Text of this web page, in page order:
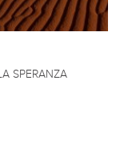
SPERANZA